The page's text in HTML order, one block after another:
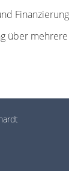
über